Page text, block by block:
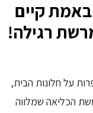
קיים
רגילה!
על חלונות הבית,
הכליאה שמלווה